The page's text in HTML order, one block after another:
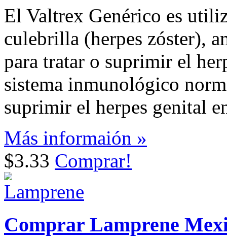
El Valtrex Genérico es
culebrilla (herpes zóster),
para tratar o suprimir el
sistema inmunológico
suprimir el herpes genital
Más informaión »
$3.33 Comprar!
Comprar Lamprene